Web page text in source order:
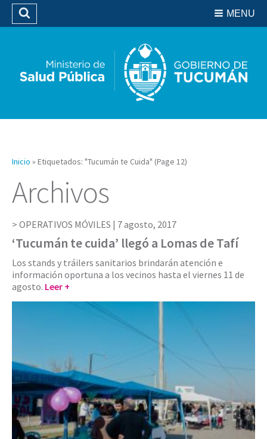
Biblioteca
MENU
Buscar
Inicio » Etiquetados: "Tucumán te Cuida" (Page 12)
Archivos
OPERATIVOS MÓVILES | 7 agosto, 2017
‘Tucumán te cuida’ llegó a Lomas de Tafí
Los stands y tráilers sanitarios brindarán atención e
información oportuna a los vecinos hasta el viernes 11 de
agosto. Leer +